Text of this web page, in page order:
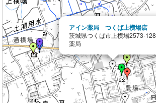
アイン薬局 つくば上横場店
茨城県つくば市上横場2573-128
薬局